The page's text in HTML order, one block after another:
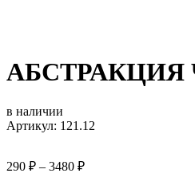
в наличии
Артикул: 121.12
290 ₽ – 3480 ₽